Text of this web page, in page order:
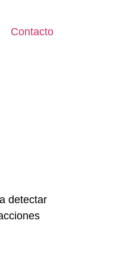
Contacto
detectar